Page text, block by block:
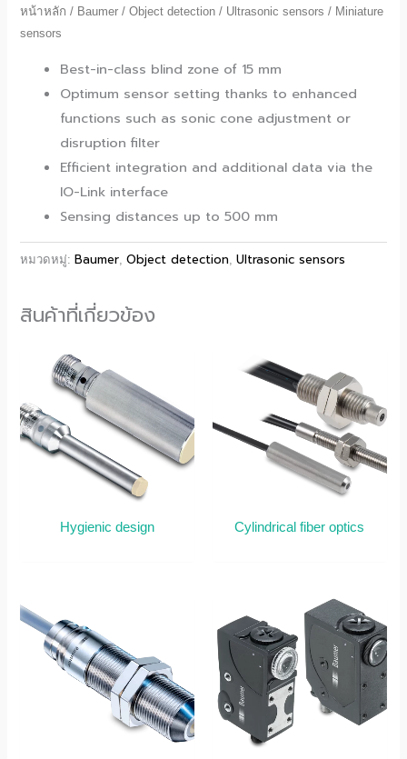
หน้าหลัก / Baumer /Object detection / Ultrasonic sensors / Miniature
sensors
Best-in-class blind zone of 15 mm
Optimum sensor setting thanks to enhanced
functions such as sonic cone adjustment or
disruption filter
Efficient integration and additional data via the
IO-Link interface
Sensing distances up to 500 mm
หมวดหมู่: Baumer,Object detection,Ultrasonic sensors
สินค้าที่เกี่ยวข้อง
Hygienic design Cylindrical fiber optics